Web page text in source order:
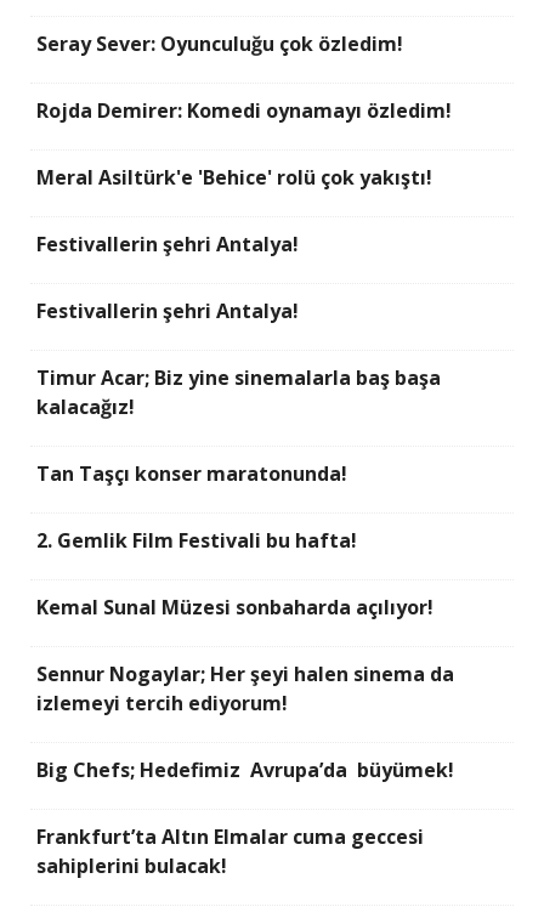
Seray Sever: Oyunculuğu çok özledim!
Rojda Demirer: Komedi oynamayı özledim!
Meral Asiltürk'e 'Behice' rolü çok yakıştı!
Festivallerin şehri Antalya!
Festivallerin şehri Antalya!
Timur Acar; Biz yine sinemalarla baş başa
kalacağız!
Tan Taşçı konser maratonunda!
2. Gemlik Film Festivali bu hafta!
Kemal Sunal Müzesi sonbaharda açılıyor!
Sennur Nogaylar; Her şeyi halen sinema da
izlemeyi tercih ediyorum!
Big Chefs; Hedefimiz Avrupa’da büyümek!
Frankfurt’ta Altın Elmalar cuma geccesi
sahiplerini bulacak!